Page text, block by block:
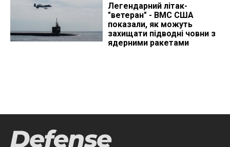
Легендарний літак-
"ветеран" - ВМС США
показали, як можуть
захищати підводні човни з
ядерними ракетами